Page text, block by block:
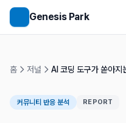
메인 콘텐츠로 건너뛰기
Genesis Park
홈 저널 AI 코딩 도구가 쏟아지
커뮤니티 반응 분석 REPORT